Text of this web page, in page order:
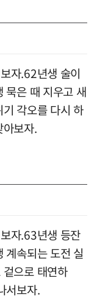
자.62년생 술이
묵은 때 지우고 새
각오를 다시 하
보자.
자.63년생 등잔
계속되는 도전 실
으로 태연하
서보자.